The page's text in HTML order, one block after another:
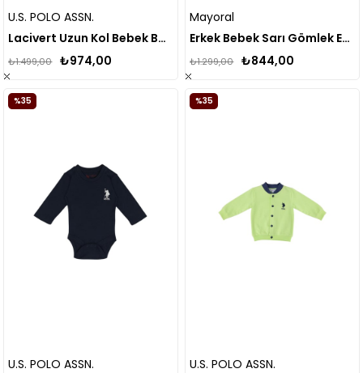
U.S. POLO ASSN.
Lacivert Uzun Kol Bebek Body Zıbın
₺974,00
₺1.499,00
Mayoral
Erkek Bebek Sarı Gömlek Ekose Uzun Kol
₺844,00
₺1.299,00
U.S. POLO ASSN.
%35
U.S. POLO ASSN.
%35